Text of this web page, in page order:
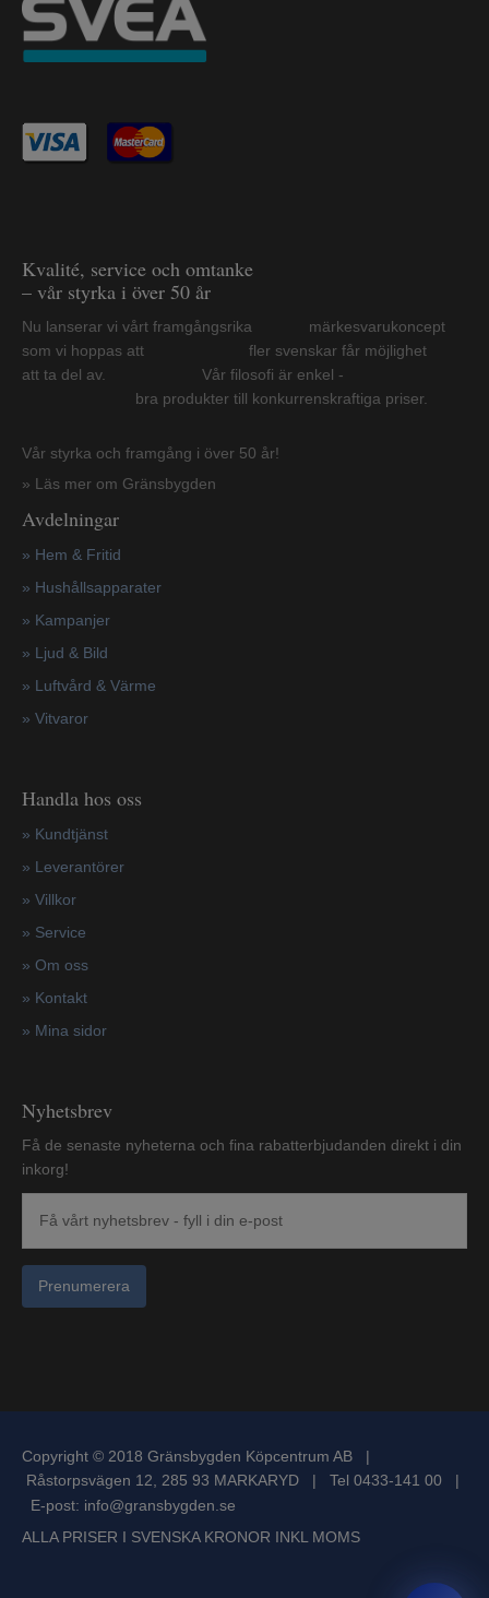
Kvalité, service och omtanke
– vår styrka i över 50 år
Nu lanserar vi vårt framgångsrika märkesvarukoncept
som vi hoppas att fler svenskar får möjlighet
att ta del av. Vår filosofi är enkel -
bra produkter till konkurrenskraftiga priser.
Vår styrka och framgång i över 50 år!
» Läs mer om Gränsbygden
Avdelningar
» Hem & Fritid
» Hushållsapparater
» Kampanjer
» Ljud & Bild
» Luftvård & Värme
» Vitvaror
Handla hos oss
» Kundtjänst
» Leverantörer
» Villkor
» Service
» Om oss
» Kontakt
» Mina sidor
Nyhetsbrev
Få de senaste nyheterna och fina rabatterbjudanden direkt i din
inkorg!
Prenumerera
Copyright © 2018 Gränsbygden Köpcentrum AB |
Råstorpsvägen 12, 285 93 MARKARYD | Tel 0433-141 00 |
E-post: info@gransbygden.se
ALLA PRISER I SVENSKA KRONOR INKL MOMS